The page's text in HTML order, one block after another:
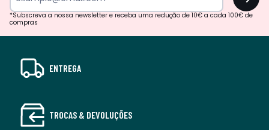
*Subscreva a nossa newsletter e receba uma redução de 10€ a cada 100€ de
compras
ENTREGA
TROCAS & DEVOLUÇÕES